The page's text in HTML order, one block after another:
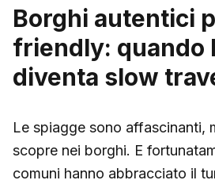
Borghi autentici
friendly: quando
diventa slow
Le spiagge sono affascinanti,
scopre nei borghi. E
comuni hanno abbracciato il